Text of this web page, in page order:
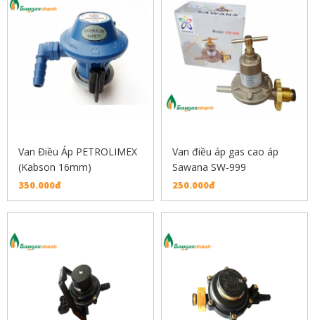
Van Điều Áp PETROLIMEX
(Kabson 16mm)
350.000đ
Van điều áp gas cao áp
Sawana SW-999
250.000đ